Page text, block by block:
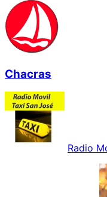
Chacras
Radio